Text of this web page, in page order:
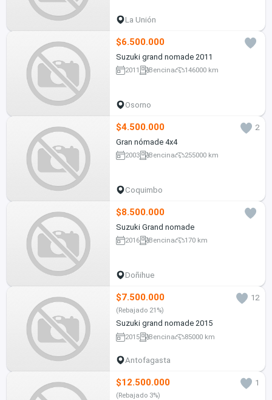
La Unión
$6.500.000
Suzuki grand nomade 2011
2011 Bencina 146000 km
Osorno
$4.500.000
2
Gran nómade 4x4
2003 Bencina 255000 km
Coquimbo
$8.500.000
Suzuki Grand nomade
2016 Bencina 170 km
Doñihue
$7.500.000 12
(Rebajado 21%)
Suzuki grand nomade 2015
2015 Bencina 85000 km
Antofagasta
$12.500.000 1
(Rebajado 3%)